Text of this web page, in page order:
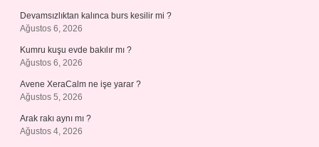
Devamsızlıktan kalınca burs kesilir mi ?
Ağustos 6, 2026
Kumru kuşu evde bakılır mı ?
Ağustos 6, 2026
Avene XeraCalm ne işe yarar ?
Ağustos 5, 2026
Arak rakı aynı mı ?
Ağustos 4, 2026